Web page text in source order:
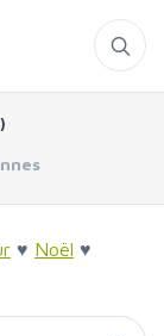
♥ Noël ♥